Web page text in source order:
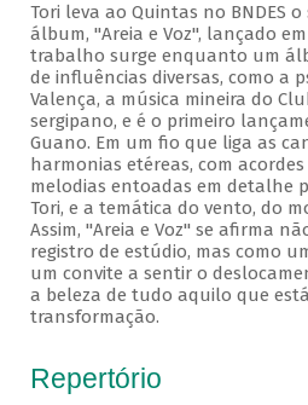
Tori leva ao Quintas no BNDES
álbum, "Areia e Voz", lançado
trabalho surge enquanto um
de influências diversas, como a
Valença, a música mineira do
sergipano, e é o primeiro
Guano. Em um fio que liga as
harmonias etéreas, com
melodias entoadas em detalhe
Tori, e a temática do vento, do
Assim, "Areia e Voz" se afirma
registro de estúdio, mas como
um convite a sentir o
a beleza de tudo aquilo que
transformação.
Repertório